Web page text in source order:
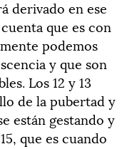
derivado en ese
que es con
podemos
y que son
Los 12 y 13
de la pubertad y
están gestando y
que es cuando